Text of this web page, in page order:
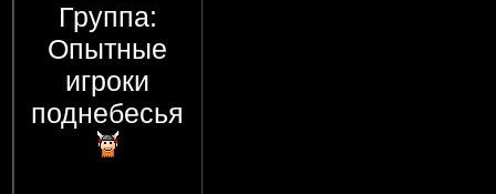
Группа:
Опытные
игроки
поднебесья